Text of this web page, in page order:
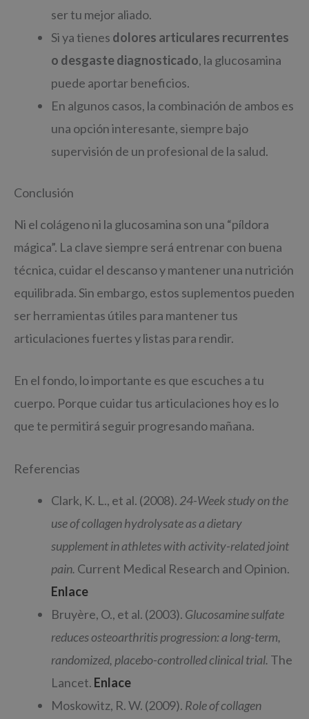
ser tu mejor aliado.
Si ya tienes dolores articulares recurrentes
o desgaste diagnosticado, la glucosamina
puede aportar beneficios.
En algunos casos, la combinación de ambos es
una opción interesante, siempre bajo
supervisión de un profesional de la salud.
Conclusión
Ni el colágeno ni la glucosamina son una “píldora
mágica”. La clave siempre será entrenar con buena
técnica, cuidar el descanso y mantener una nutrición
equilibrada. Sin embargo, estos suplementos pueden
ser herramientas útiles para mantener tus
articulaciones fuertes y listas para rendir.
En el fondo, lo importante es que escuches a tu
cuerpo. Porque cuidar tus articulaciones hoy es lo
que te permitirá seguir progresando mañana.
Referencias
Clark, K. L., et al. (2008). 24-Week study on the
use of collagen hydrolysate as a dietary
supplement in athletes with activity-related joint
pain. Current Medical Research and Opinion.
Enlace
Bruyère, O., et al. (2003). Glucosamine sulfate
reduces osteoarthritis progression: a long-term,
randomized, placebo-controlled clinical trial. The
Lancet. Enlace
Moskowitz, R. W. (2009). Role of collagen